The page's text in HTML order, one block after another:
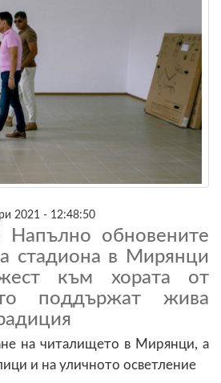
2021 - 12:48:50
Напълно обновените
стадиона в Мирянци
към хората от
поддържат жива
на читалището в Мирянци, а
и на уличното осветление